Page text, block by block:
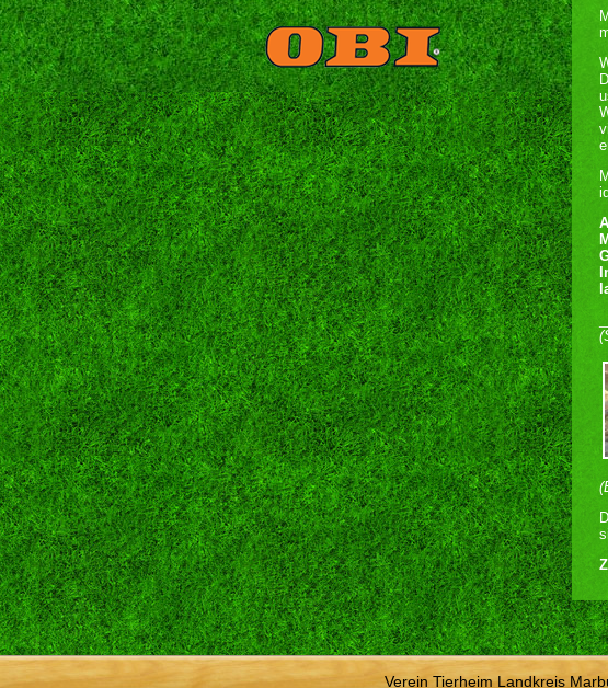
Verein Tierheim Landkreis